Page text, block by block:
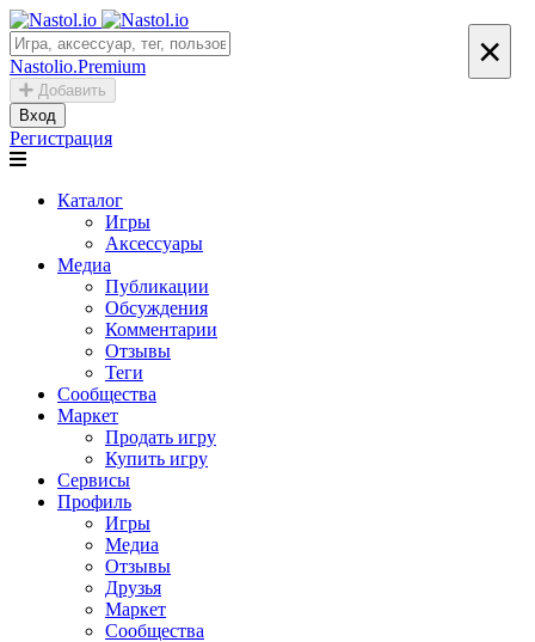
Nastolio.Premium
Добавить
Вход
Регистрация
Каталог
Игры
Аксессуары
Медиа
Публикации
Обсуждения
Комментарии
Отзывы
Теги
Сообщества
Маркет
Продать игру
Купить игру
Сервисы
Профиль
Игры
Медиа
Отзывы
Друзья
Маркет
Сообщества
×